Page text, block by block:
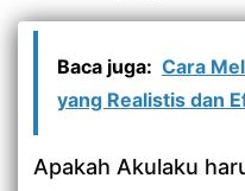
Baca juga: Cara
yang Realistis dan
Apakah Akulaku